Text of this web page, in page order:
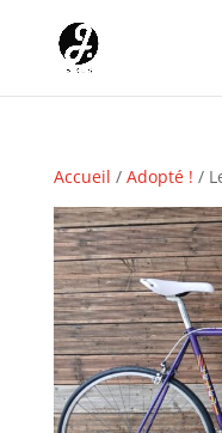
Accueil / Adopté ! /